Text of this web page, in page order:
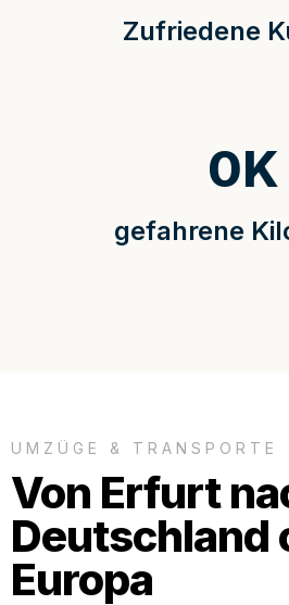
Zufriedene
gefahrene
0K
UMZÜGE & TRANSPORTE
Von Erfurt
Deutschland
Europa